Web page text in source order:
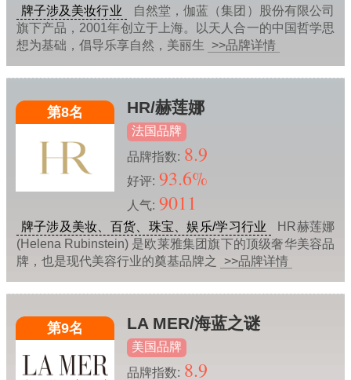
牌子涉及美妆行业
自然堂，伽蓝（集团）股份有限公司
旗下产品，2001年创立于上海。以天人合一的中国哲学思
想为基础，倡导乐享自然，美丽生
>>品牌详情
第8名 HR/赫莲娜
法国品牌
品牌指数: 8.9
好评: 93.6%
人气: 9011
牌子涉及美妆、百货、珠宝、娱乐/学习行业
HR赫莲娜
(Helena Rubinstein) 是欧莱雅集团旗下的顶级奢华美容品
牌，也是现代美容行业的奠基品牌之
>>品牌详情
第9名 LA MER/海蓝之谜
美国品牌
品牌指数: 8.9